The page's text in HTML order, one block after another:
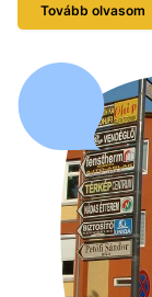
Tovább olvasom